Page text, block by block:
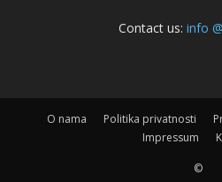
Contact us: info
O nama Politika privatnosti
Impressum
©